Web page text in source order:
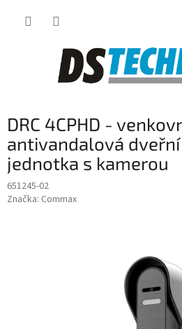
DRC 4CPHD -
antivandalová
jednotka s kamerou
651245-02
Značka: Commax